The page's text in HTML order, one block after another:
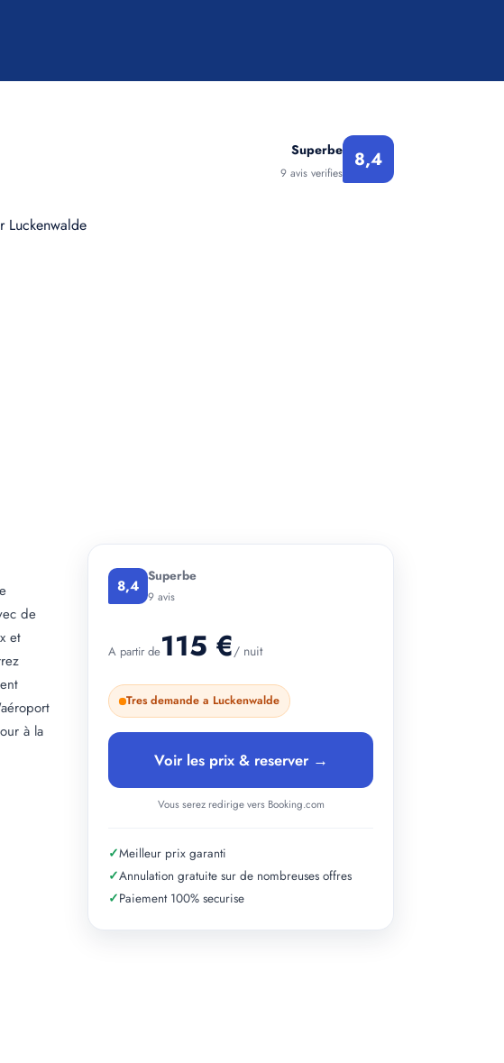
Superbe
9 avis verifies
8,4
de
et
à la
8,4 Superbe
9 avis
A partir de115 €/ nuit
Tres demande a Luckenwalde
Voir les prix & reserver →
Vous serez redirige vers Booking.com
✓Meilleur prix garanti
✓Annulation gratuite sur de nombreuses offres
✓Paiement 100% securise